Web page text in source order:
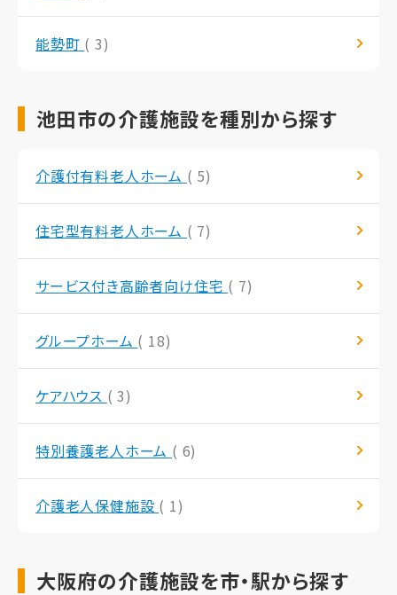
能勢町 ( 3)
池田市の介護施設を種別から探す
介護付有料老人ホーム ( 5)
住宅型有料老人ホーム ( 7)
サービス付き高齢者向け住宅 ( 7)
グループホーム ( 18)
ケアハウス ( 3)
特別養護老人ホーム ( 6)
介護老人保健施設 ( 1)
大阪府の介護施設を市・駅から探す